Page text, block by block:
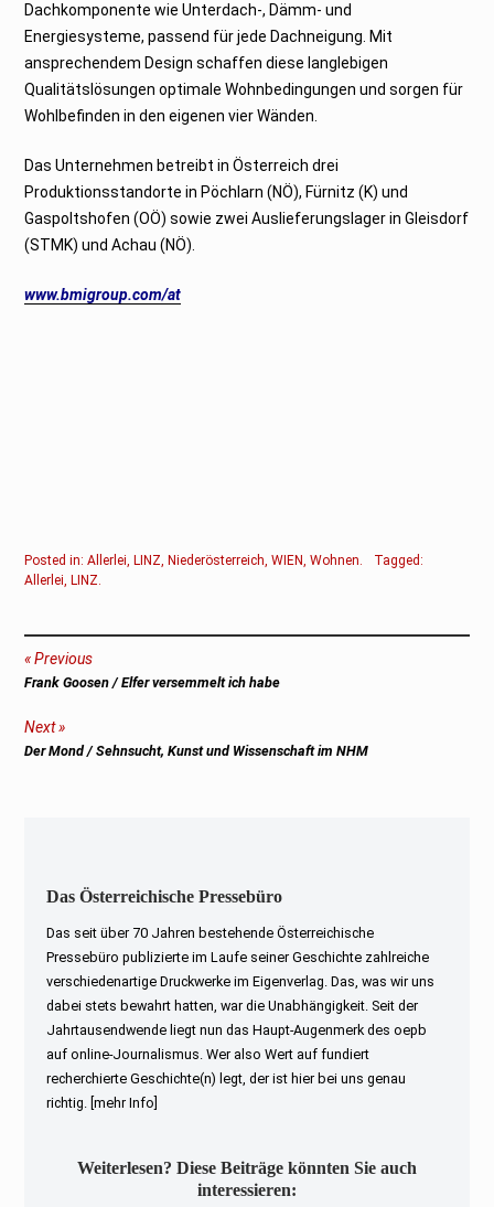
Dachkomponente wie Unterdach-, Dämm- und
Energiesysteme, passend für jede Dachneigung. Mit
ansprechendem Design schaffen diese langlebigen
Qualitätslösungen optimale Wohnbedingungen und sorgen für
Wohlbefinden in den eigenen vier Wänden.
Das Unternehmen betreibt in Österreich drei
Produktionsstandorte in Pöchlarn (NÖ), Fürnitz (K) und
Gaspoltshofen (OÖ) sowie zwei Auslieferungslager in Gleisdorf
(STMK) und Achau (NÖ).
www.bmigroup.com/at
Posted in:Allerlei,LINZ,Niederösterreich,WIEN,Wohnen.
Tagged:
Allerlei,LINZ.
Beitragsnavigation
Previous
Previous
Frank Goosen / Elfer versemmelt ich habe
Next
Next
Der Mond / Sehnsucht, Kunst und Wissenschaft im NHM
Das Österreichische Pressebüro
Das seit über 70 Jahren bestehende Österreichische
Pressebüro publizierte im Laufe seiner Geschichte zahlreiche
verschiedenartige Druckwerke im Eigenverlag. Das, was wir uns
dabei stets bewahrt hatten, war die Unabhängigkeit. Seit der
Jahrtausendwende liegt nun das Haupt-Augenmerk des oepb
auf online-Journalismus. Wer also Wert auf fundiert
recherchierte Geschichte(n) legt, der ist hier bei uns genau
richtig.
[mehr Info]
Weiterlesen? Diese Beiträge könnten Sie auch
interessieren: